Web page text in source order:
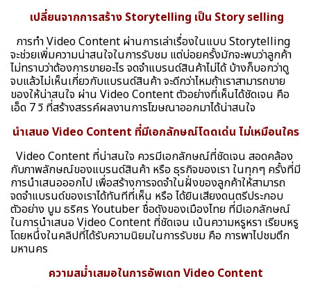
เปลี่ยนจากการสร้าง Storytelling เป็น Story selling
การทำ Video Content ผ่านการเล่าเรื่องในแบบ Storytelling
จะช่วยเพิ่มความน่าสนใจในการรับชม แต่บ่อยครั้งมักจะพบว่าลูกค้า
ไม่ทราบว่าต้องการขายอะไร จดจำแบรนด์สินค้าไม่ได้ บ้างก็บอกว่าดู
จบแล้วไม่เห็นเกี่ยวกับแบรนด์สินค้า จะดีกว่าไหมถ้าเราสามารถขาย
ของให้น่าสนใจ ผ่าน Video Content ตัวอย่างที่เห็นได้ชัดเจน คือ
เอ็ด 7 วิ ที่สร้างสรรค์ผลงานการโฆษณาออกมาได้น่าสนใจ
นำเสนอ Video Content ที่มีเอกลักษณ์โดดเด่น ไม่เหมือนใคร
Video Content ที่น่าสนใจ ควรมีเอกลักษณ์ที่ชัดเจน สอดคล้อง
กับภาพลักษณ์ของแบรนด์สินค้า หรือ ธุรกิจของเรา ในทุกๆ ครั้งที่มี
การนำเสนอออกไป เพื่อสร้างการจดจำในฝั่งของลูกค้าให้สามารถ
จดจำแบรนด์ของเราได้ทันทีที่เห็น หรือ ได้ยินเสียงดนตรีประกอบ
ตัวอย่าง บูม ธริศร Youtuber ชื่อดังของเมืองไทย ที่มีเอกลักษณ์
ในการนำเสนอ Video Content ที่ชัดเจน เน้นความหรูหรา เรียบหรู
โดยหนึ่งในคลิปที่ได้รับความนิยมในการรับชม คือ การพาไปชมตึก
มหานคร
ความสม่ำเสมอในการอัพเดท Video Content